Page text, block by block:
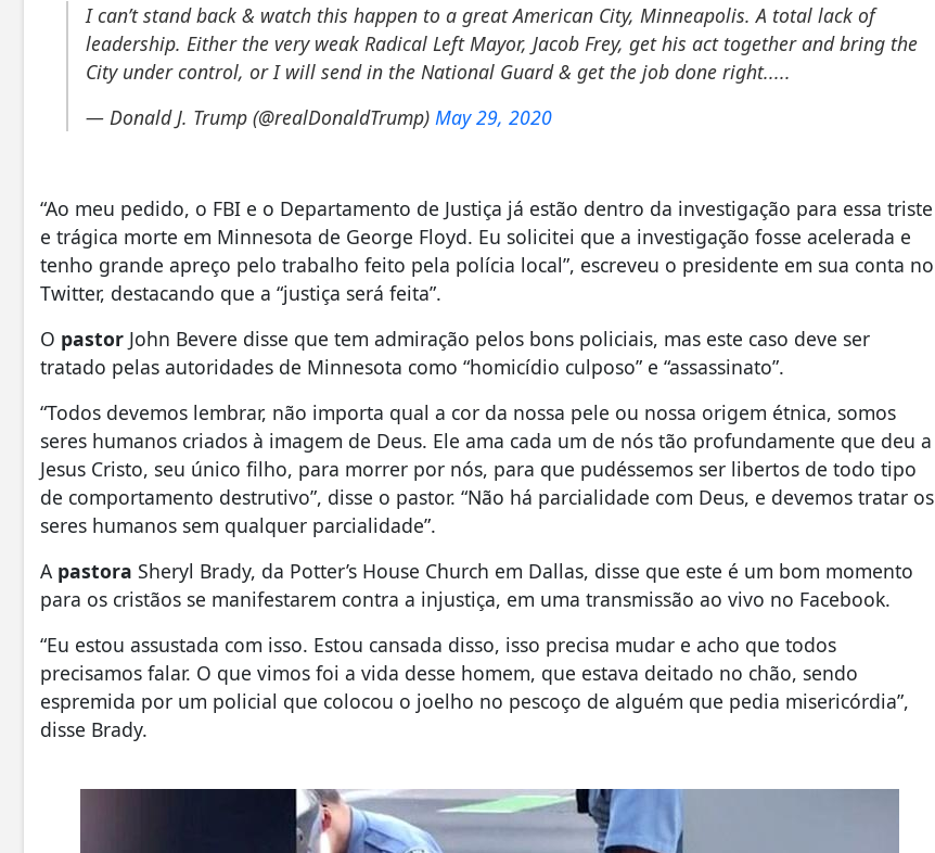
I can’t stand back & watch this happen to a great American City, Minneapolis. A total lack of
leadership. Either the very weak Radical Left Mayor, Jacob Frey, get his act together and bring the
City under control, or I will send in the National Guard & get the job done right.....
— Donald J. Trump (@realDonaldTrump) May 29, 2020
“Ao meu pedido, o FBI e o Departamento de Justiça já estão dentro da investigação para essa triste
e trágica morte em Minnesota de George Floyd. Eu solicitei que a investigação fosse acelerada e
tenho grande apreço pelo trabalho feito pela polícia local”, escreveu o presidente em sua conta no
Twitter, destacando que a “justiça será feita”.
O pastor John Bevere disse que tem admiração pelos bons policiais, mas este caso deve ser
tratado pelas autoridades de Minnesota como “homicídio culposo” e “assassinato”.
“Todos devemos lembrar, não importa qual a cor da nossa pele ou nossa origem étnica, somos
seres humanos criados à imagem de Deus. Ele ama cada um de nós tão profundamente que deu a
Jesus Cristo, seu único filho, para morrer por nós, para que pudéssemos ser libertos de todo tipo
de comportamento destrutivo”, disse o pastor. “Não há parcialidade com Deus, e devemos tratar os
seres humanos sem qualquer parcialidade”.
A pastora Sheryl Brady, da Potter’s House Church em Dallas, disse que este é um bom momento
para os cristãos se manifestarem contra a injustiça, em uma transmissão ao vivo no Facebook.
“Eu estou assustada com isso. Estou cansada disso, isso precisa mudar e acho que todos
precisamos falar. O que vimos foi a vida desse homem, que estava deitado no chão, sendo
espremida por um policial que colocou o joelho no pescoço de alguém que pedia misericórdia”,
disse Brady.